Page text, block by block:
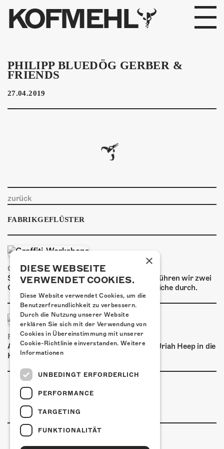
KOFMEHL
PROGRAMM
FABRIKGEFLÜSTER
GALERIE
KONTAKT
GÖNNEREI
SHOP
MITMACHEN
PHILIPP BLUEDÖG GERBER &
FRIENDS
27.04.2019
zurück
FABRIKGEFLÜSTER
GRAFFITI-WORKSHOPS
Spray dein eigenes Graffiti! Im September führen wir zwei
Graffiti-Workshops für Kinder und Jugendliche durch.
FRISCH BESTÄTIGT: URIAH HEEP
Am Sonntag, 15. November 2026 kommen Uriah Heep in die
Kulturfabrik Kofmehl!
×
DIESE WEBSEITE
VERWENDET COOKIES.
Diese Website verwendet Cookies, um die
Benutzerfreundlichkeit zu verbessern.
Durch die Nutzung unserer Website
erklären Sie sich mit der Verwendung von
Cookies in Übereinstimmung mit unserer
Cookie-Richtlinie einverstanden. Weitere
Informationen
UNBEDINGT ERFORDERLICH
PERFORMANCE
TARGETING
FUNKTIONALITÄT